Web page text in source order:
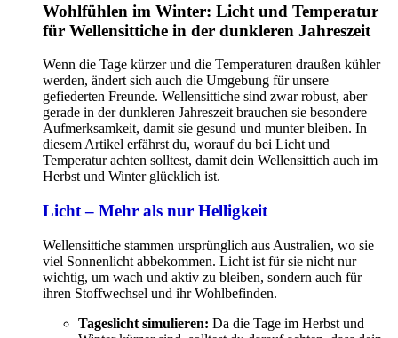
Wohlfühlen im Winter: Licht und Temperatur
für Wellensittiche in der dunkleren Jahreszeit
Wenn die Tage kürzer und die Temperaturen draußen kühler
werden, ändert sich auch die Umgebung für unsere
gefiederten Freunde. Wellensittiche sind zwar robust, aber
gerade in der dunkleren Jahreszeit brauchen sie besondere
Aufmerksamkeit, damit sie gesund und munter bleiben. In
diesem Artikel erfährst du, worauf du bei Licht und
Temperatur achten solltest, damit dein Wellensittich auch im
Herbst und Winter glücklich ist.
Licht – Mehr als nur Helligkeit
Wellensittiche stammen ursprünglich aus Australien, wo sie
viel Sonnenlicht abbekommen. Licht ist für sie nicht nur
wichtig, um wach und aktiv zu bleiben, sondern auch für
ihren Stoffwechsel und ihr Wohlbefinden.
Tageslicht simulieren: Da die Tage im Herbst und